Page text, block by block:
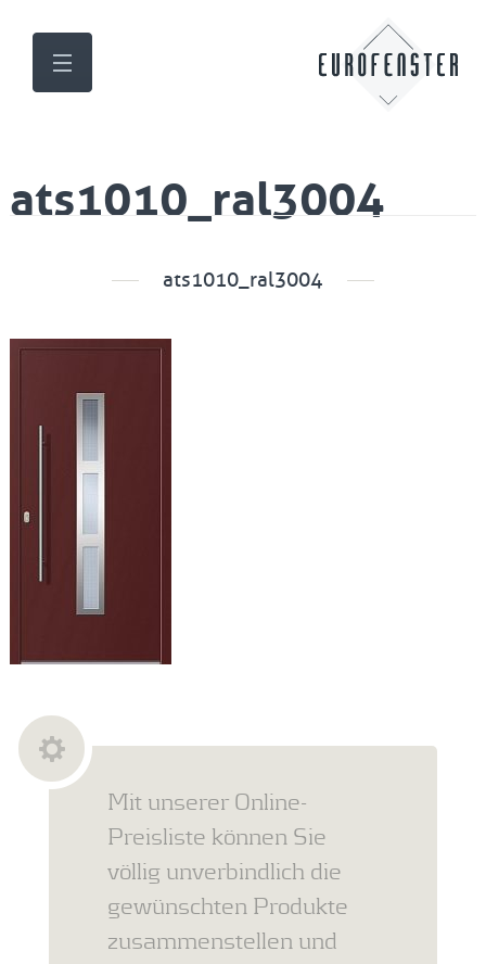
ats1010_ral3004
ats1010_ral3004
Mit unserer Online-
Preisliste können Sie
völlig unverbindlich die
gewünschten Produkte
zusammenstellen und